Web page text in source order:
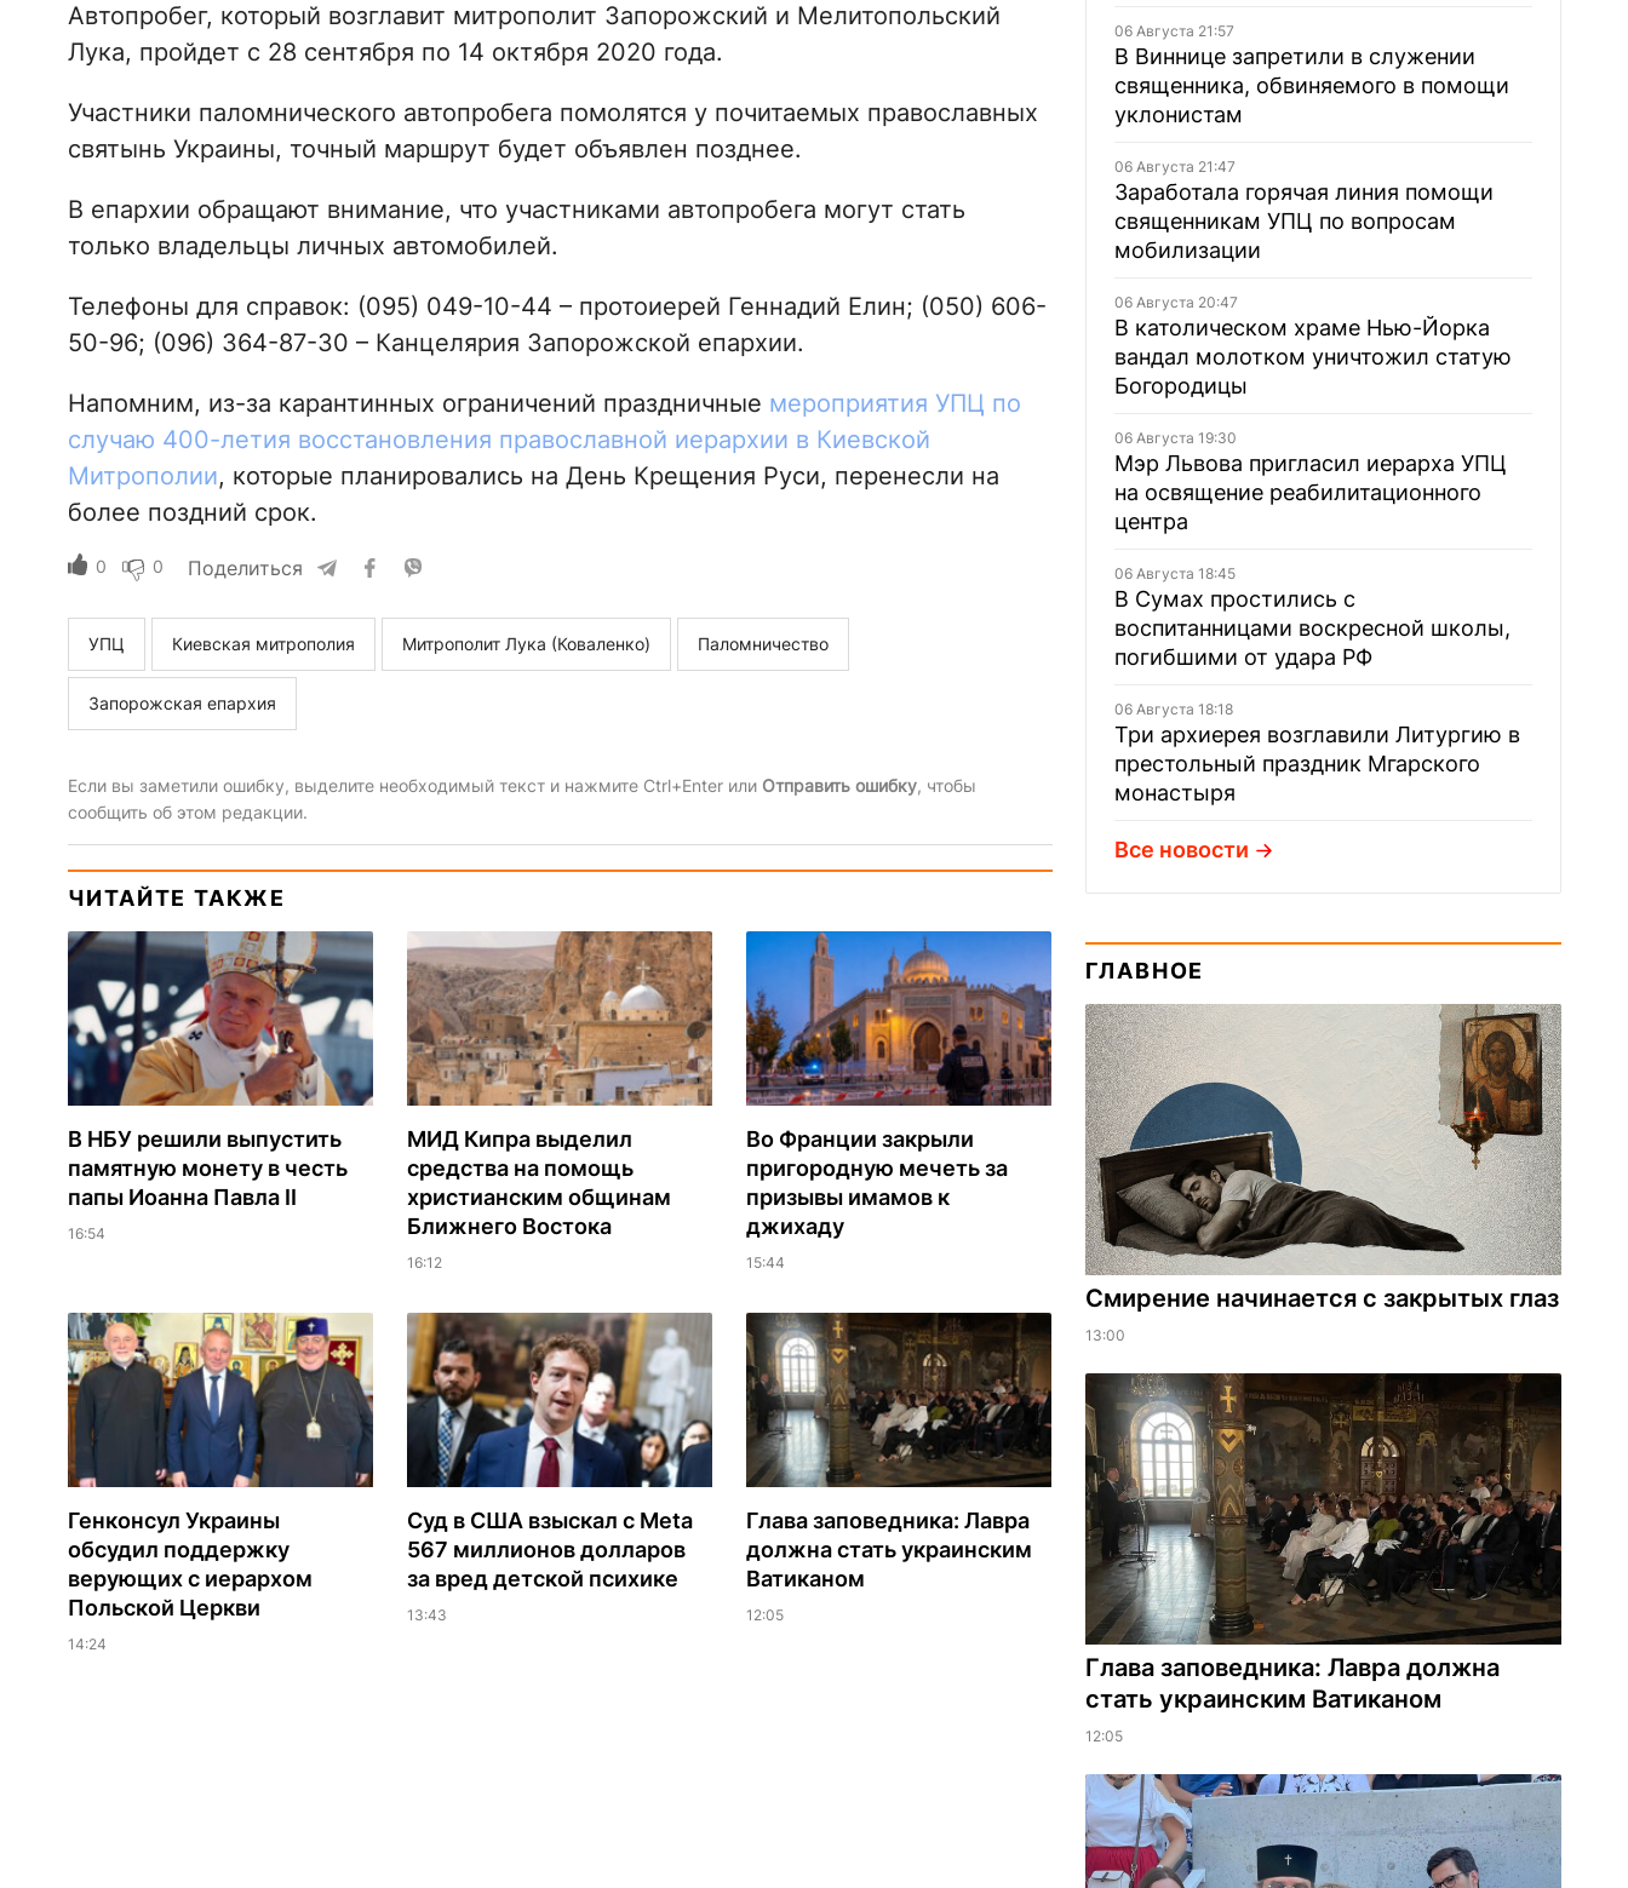
Автопробег, который возглавит митрополит Запорожский и Мелитопольский
Лука, пройдет с 28 сентября по 14 октября 2020 года.
Участники паломнического автопробега помолятся у почитаемых православных
святынь Украины, точный маршрут будет объявлен позднее.
В епархии обращают внимание, что участниками автопробега могут стать
только владельцы личных автомобилей.
Телефоны для справок: (095) 049-10-44 – протоиерей Геннадий Елин; (050) 606-
50-96; (096) 364-87-30 – Канцелярия Запорожской епархии.
Напомним, из-за карантинных ограничений праздничные мероприятия УПЦ по
случаю 400-летия восстановления православной иерархии в Киевской
Митрополии, которые планировались на День Крещения Руси, перенесли на
более поздний срок.
0 0 Поделиться
УПЦ Киевская митрополия Митрополит Лука (Коваленко) Паломничество
Запорожская епархия
Если вы заметили ошибку, выделите необходимый текст и нажмите Ctrl+Enter или Отправить ошибку, чтобы
сообщить об этом редакции.
ЧИТАЙТЕ ТАКЖЕ
В НБУ решили выпустить
памятную монету в честь
папы Иоанна Павла II
16:54
МИД Кипра выделил
средства на помощь
христианским общинам
Ближнего Востока
16:12
Во Франции закрыли
пригородную мечеть за
призывы имамов к
джихаду
15:44
Генконсул Украины
обсудил поддержку
верующих с иерархом
Польской Церкви
14:24
Суд в США взыскал с Meta
567 миллионов долларов
за вред детской психике
13:43
Глава заповедника: Лавра
должна стать украинским
Ватиканом
12:05
06 Августа 21:57
В Виннице запретили в служении
священника, обвиняемого в помощи
уклонистам
06 Августа 21:47
Заработала горячая линия помощи
священникам УПЦ по вопросам
мобилизации
06 Августа 20:47
В католическом храме Нью-Йорка
вандал молотком уничтожил статую
Богородицы
06 Августа 19:30
Мэр Львова пригласил иерарха УПЦ
на освящение реабилитационного
центра
06 Августа 18:45
В Сумах простились с
воспитанницами воскресной школы,
погибшими от удара РФ
06 Августа 18:18
Три архиерея возглавили Литургию в
престольный праздник Мгарского
монастыря
Все новости
ГЛАВНОЕ
Смирение начинается с закрытых глаз
13:00
Глава заповедника: Лавра должна
стать украинским Ватиканом
12:05